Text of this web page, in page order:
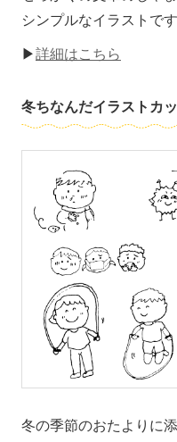
シンプルなイラストで
▶詳細はこちら
冬ちなんだイラストカ
冬の季節のおたよりに